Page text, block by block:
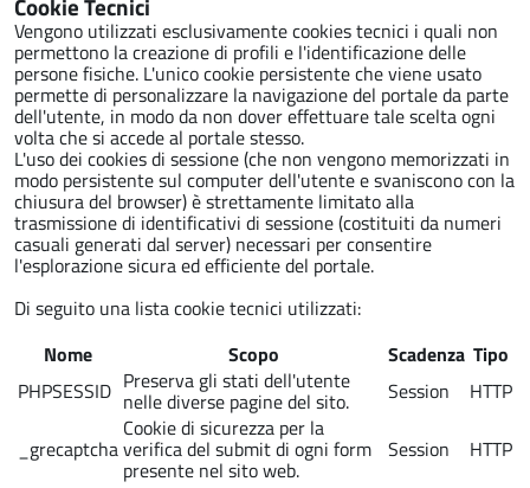
Cookie Tecnici
Vengono utilizzati esclusivamente cookies tecnici i quali non
permettono la creazione di profili e l'identificazione delle
persone fisiche. L'unico cookie persistente che viene usato
permette di personalizzare la navigazione del portale da parte
dell'utente, in modo da non dover effettuare tale scelta ogni
volta che si accede al portale stesso.
L'uso dei cookies di sessione (che non vengono memorizzati in
modo persistente sul computer dell'utente e svaniscono con la
chiusura del browser) è strettamente limitato alla
trasmissione di identificativi di sessione (costituiti da numeri
casuali generati dal server) necessari per consentire
l'esplorazione sicura ed efficiente del portale.
Di seguito una lista cookie tecnici utilizzati:
Nome
Scopo Scadenza Tipo
PHPSESSID Preserva gli stati dell'utente
nelle diverse pagine del sito. Session HTTP
_grecaptcha
Cookie di sicurezza per la
verifica del submit di ogni form
presente nel sito web.
Session HTTP